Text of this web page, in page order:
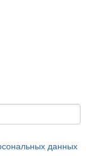
данных